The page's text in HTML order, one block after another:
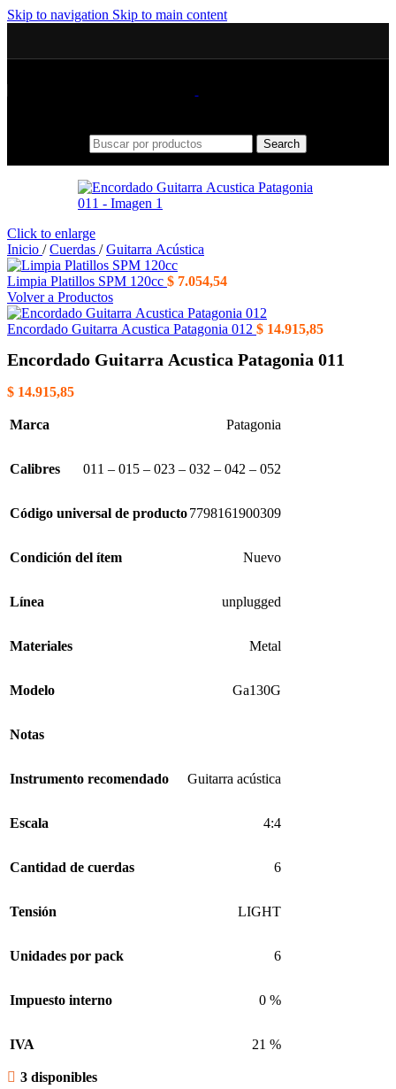
Skip to navigation Skip to main content
Search
Click to enlarge
Inicio / Cuerdas / Guitarra Acústica
Limpia Platillos SPM 120cc $ 7.054,54
Volver a Productos
Encordado Guitarra Acustica Patagonia 012 $ 14.915,85
Encordado Guitarra Acustica Patagonia 011
$ 14.915,85
Marca Patagonia
Calibres 011 – 015 – 023 – 032 – 042 – 052
Código universal de producto7798161900309
Condición del ítem Nuevo
Línea unplugged
Materiales Metal
Modelo Ga130G
Notas
Instrumento recomendado Guitarra acústica
Escala 4:4
Cantidad de cuerdas 6
Tensión LIGHT
Unidades por pack 6
Impuesto interno 0 %
IVA 21 %
3 disponibles